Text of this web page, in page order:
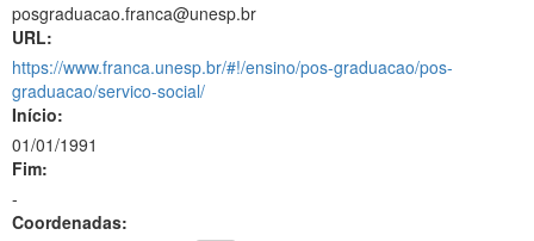
posgraduacao.franca@unesp.br
URL:
https://www.franca.unesp.br/#!/ensino/pos-graduacao/pos-
graduacao/servico-social/
Início:
01/01/1991
Fim:
-
Coordenadas: